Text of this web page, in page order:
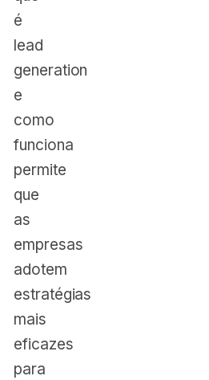
é
lead
generation
e
como
funciona
permite
que
as
empresas
adotem
estratégias
mais
eficazes
para